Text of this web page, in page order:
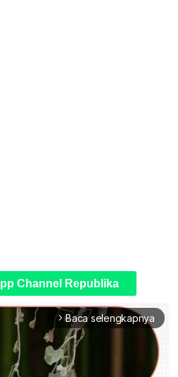
Channel Republika
arrow_forward_ios Baca selengkapnya